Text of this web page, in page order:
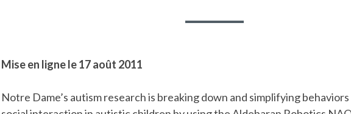
Mise en ligne le 17 août 2011
Notre Dame’s autism research is breaking down and simplifying